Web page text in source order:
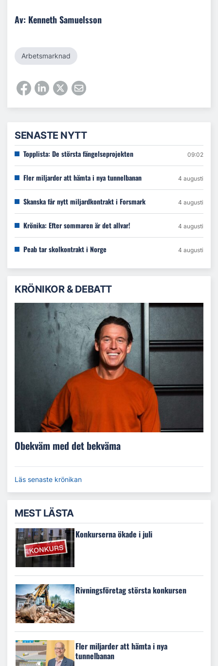
Av: Kenneth Samuelsson
Arbetsmarknad
SENASTE NYTT
Topplista: De största fängelseprojekten 09:02
Fler miljarder att hämta i nya tunnelbanan 4 augusti
Skanska får nytt miljardkontrakt i Forsmark 4 augusti
Krönika: Efter sommaren är det allvar! 4 augusti
Peab tar skolkontrakt i Norge 4 augusti
KRÖNIKOR & DEBATT
Obekväm med det bekväma
Läs senaste krönikan
MEST LÄSTA
Konkurserna ökade i juli
Rivningsföretag största konkursen
Fler miljarder att hämta i nya
tunnelbanan